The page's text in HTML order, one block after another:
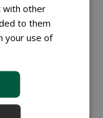
wil met
with other
to them
your use of